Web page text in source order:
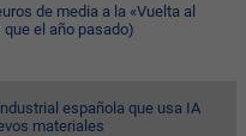
de media a la «Vuelta al
el año pasado)
española que usa IA
materiales